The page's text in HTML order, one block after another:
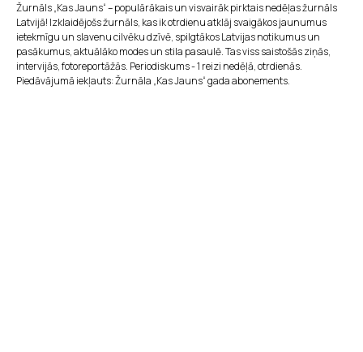
Žurnāls „Kas Jauns“ – populārākais un visvairāk pirktais nedēļas žurnāls
Latvijā! Izklaidējošs žurnāls, kas ik otrdienu atklāj svaigākos jaunumus
ietekmīgu un slavenu cilvēku dzīvē, spilgtākos Latvijas notikumus un
pasākumus, aktuālāko modes un stila pasaulē. Tas viss saistošās ziņās,
intervijās, fotoreportāžās. Periodiskums - 1 reizi nedēļā, otrdienās.
Piedāvājumā iekļauts: Žurnāla „Kas Jauns“ gada abonements.